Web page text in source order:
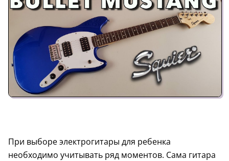
При выборе электрогитары для ребенка
необходимо учитывать ряд моментов. Сама гитара